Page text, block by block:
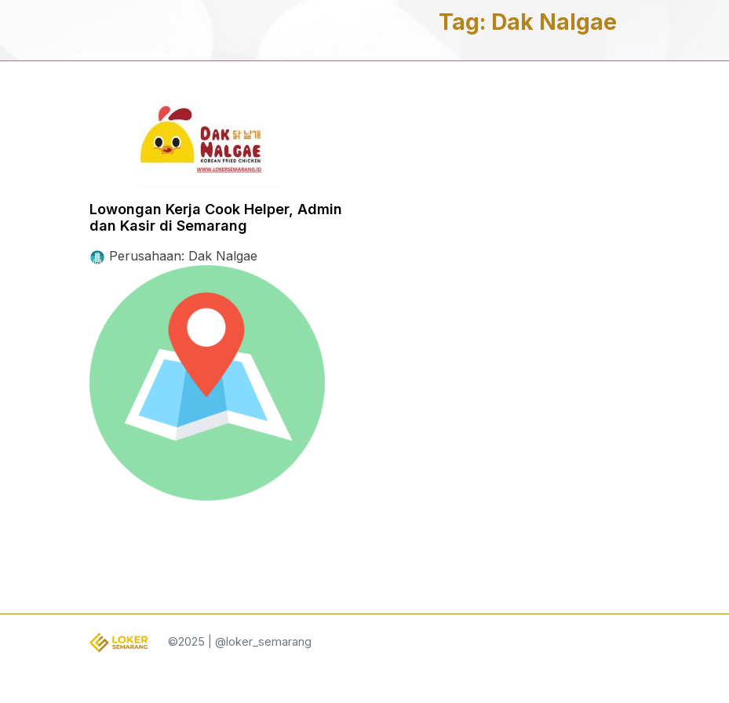
Tag: Dak Nalgae
Lowongan Kerja Cook Helper, Admin
dan Kasir di Semarang
Perusahaan: Dak Nalgae
©2025 | @loker_semarang